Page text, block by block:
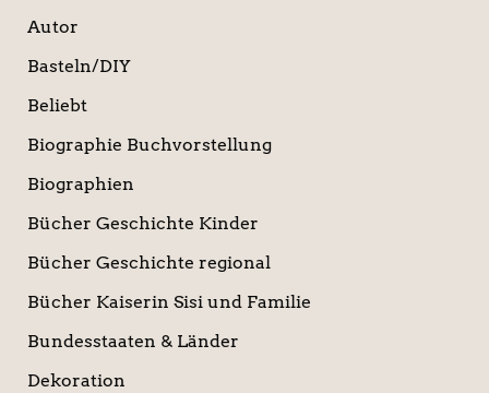
Autor
Basteln/DIY
Beliebt
Biographie Buchvorstellung
Biographien
Bücher Geschichte Kinder
Bücher Geschichte regional
Bücher Kaiserin Sisi und Familie
Bundesstaaten & Länder
Dekoration